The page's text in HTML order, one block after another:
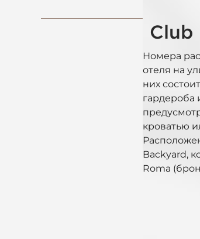
Club
Номера
отеля на
них
гардероба
кроватью
Backyard,
Roma